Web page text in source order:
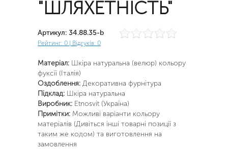
"ШЛЯХЕТНІСТЬ"
Артикул: 34.88.35-b
Рейтинг: 0 | Відгуків: 0
Матеріал: Шкіра натуральна (велюр) кольору
фуксії (Італія)
Оздоблення: Декоративна фурнітура
Підклад: Шкіра натуральна
Виробник: Etnosvit (Україна)
Примітки: Можливі варіанти кольору
матеріалів (Дивіться інші товарні позиції з
таким же кодом) та виготовлення на
замовлення